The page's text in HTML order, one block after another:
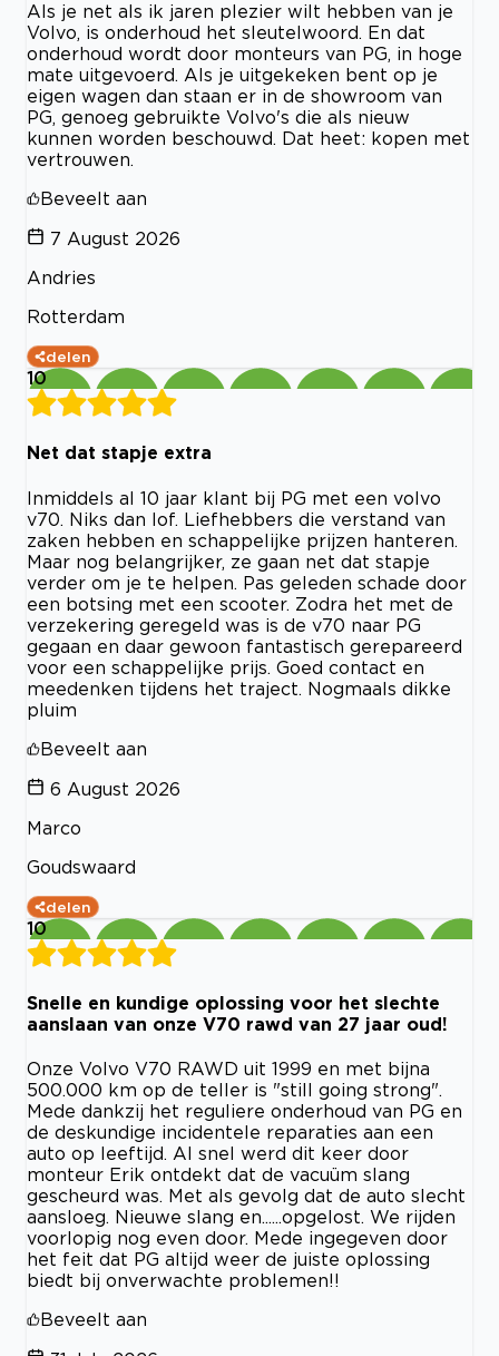
Als je net als ik jaren plezier wilt hebben van je
Volvo, is onderhoud het sleutelwoord. En dat
onderhoud wordt door monteurs van PG, in hoge
mate uitgevoerd. Als je uitgekeken bent op je
eigen wagen dan staan er in de showroom van
PG, genoeg gebruikte Volvo's die als nieuw
kunnen worden beschouwd. Dat heet: kopen met
vertrouwen.
Beveelt aan
7 August 2026
Andries
Rotterdam
delen
10
Net dat stapje extra
Inmiddels al 10 jaar klant bij PG met een volvo
v70. Niks dan lof. Liefhebbers die verstand van
zaken hebben en schappelijke prijzen hanteren.
Maar nog belangrijker, ze gaan net dat stapje
verder om je te helpen. Pas geleden schade door
een botsing met een scooter. Zodra het met de
verzekering geregeld was is de v70 naar PG
gegaan en daar gewoon fantastisch gerepareerd
voor een schappelijke prijs. Goed contact en
meedenken tijdens het traject. Nogmaals dikke
pluim
Beveelt aan
6 August 2026
Marco
Goudswaard
delen
10
Snelle en kundige oplossing voor het slechte
aanslaan van onze V70 rawd van 27 jaar oud!
Onze Volvo V70 RAWD uit 1999 en met bijna
500.000 km op de teller is "still going strong".
Mede dankzij het reguliere onderhoud van PG en
de deskundige incidentele reparaties aan een
auto op leeftijd. Al snel werd dit keer door
monteur Erik ontdekt dat de vacuüm slang
gescheurd was. Met als gevolg dat de auto slecht
aansloeg. Nieuwe slang en......opgelost. We rijden
voorlopig nog even door. Mede ingegeven door
het feit dat PG altijd weer de juiste oplossing
biedt bij onverwachte problemen!!
Beveelt aan